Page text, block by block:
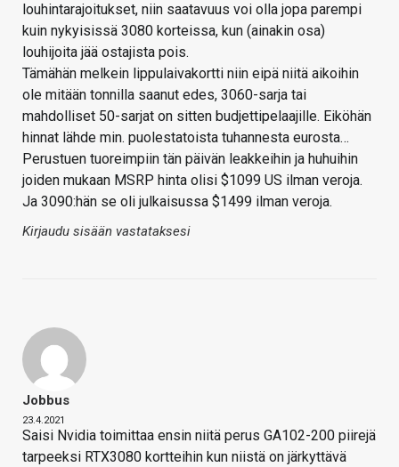
louhintarajoitukset, niin saatavuus voi olla jopa parempi
kuin nykyisissä 3080 korteissa, kun (ainakin osa)
louhijoita jää ostajista pois.
Tämähän melkein lippulaivakortti niin eipä niitä aikoihin
ole mitään tonnilla saanut edes, 3060-sarja tai
mahdolliset 50-sarjat on sitten budjettipelaajille. Eiköhän
hinnat lähde min. puolestatoista tuhannesta eurosta…
Perustuen tuoreimpiin tän päivän leakkeihin ja huhuihin
joiden mukaan MSRP hinta olisi $1099 US ilman veroja.
Ja 3090:hän se oli julkaisussa $1499 ilman veroja.
Kirjaudu sisään vastataksesi
Jobbus
23.4.2021
Saisi Nvidia toimittaa ensin niitä perus GA102-200 piirejä
tarpeeksi RTX3080 kortteihin kun niistä on järkyttävä